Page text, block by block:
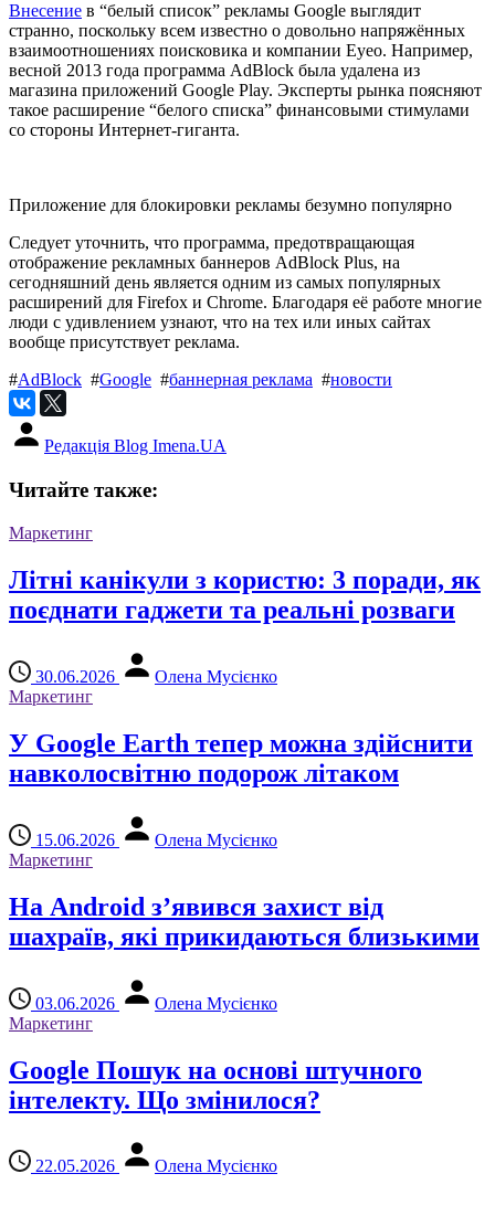
Внесение в “белый список” рекламы Google выглядит
странно, поскольку всем известно о довольно напряжённых
взаимоотношениях поисковика и компании Eyeo. Например,
весной 2013 года программа AdBlock была удалена из
магазина приложений Google Play. Эксперты рынка поясняют
такое расширение “белого списка” финансовыми стимулами
со стороны Интернет-гиганта.
Приложение для блокировки рекламы безумно популярно
Следует уточнить, что программа, предотвращающая
отображение рекламных баннеров AdBlock Plus, на
сегодняшний день является одним из самых популярных
расширений для Firefox и Chrome. Благодаря её работе многие
люди с удивлением узнают, что на тех или иных сайтах
вообще присутствует реклама.
#AdBlock #Google #баннерная реклама #новости
Редакція Blog Imena.UA
Читайте также:
Маркетинг
Літні канікули з користю: 3 поради, як
поєднати гаджети та реальні розваги
30.06.2026
Олена Мусієнко
Маркетинг
У Google Earth тепер можна здійснити
навколосвітню подорож літаком
15.06.2026
Олена Мусієнко
Маркетинг
На Android з’явився захист від
шахраїв, які прикидаються близькими
03.06.2026
Олена Мусієнко
Маркетинг
Google Пошук на основі штучного
інтелекту. Що змінилося?
22.05.2026 Олена Мусієнко